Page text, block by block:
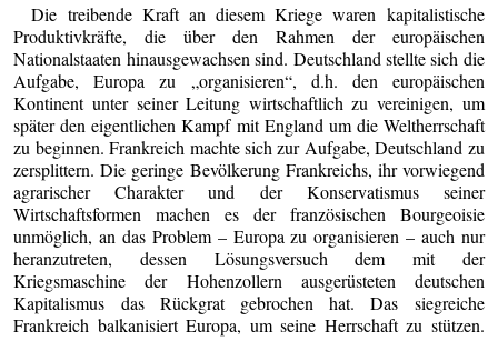
Die treibende Kraft an diesem Kriege waren kapitalistische
Produktivkräfte, die über den Rahmen der europäischen
Nationalstaaten hinausgewachsen sind. Deutschland stellte sich die
Aufgabe, Europa zu „organisieren“, d.h. den europäischen
Kontinent unter seiner Leitung wirtschaftlich zu vereinigen, um
später den eigentlichen Kampf mit England um die Weltherrschaft
zu beginnen. Frankreich machte sich zur Aufgabe, Deutschland zu
zersplittern. Die geringe Bevölkerung Frankreichs, ihr vorwiegend
agrarischer Charakter und der Konservatismus seiner
Wirtschaftsformen machen es der französischen Bourgeoisie
unmöglich, an das Problem – Europa zu organisieren – auch nur
heranzutreten, dessen Lösungsversuch dem mit der
Kriegsmaschine der Hohenzollern ausgerüsteten deutschen
Kapitalismus das Rückgrat gebrochen hat. Das siegreiche
Frankreich balkanisiert Europa, um seine Herrschaft zu stützen.